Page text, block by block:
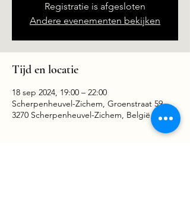
Registratie is afgesloten
Andere evenementen bekijken
Tijd en locatie
18 sep 2024, 19:00 – 22:00
Scherpenheuvel-Zichem, Groenstraat 59,
3270 Scherpenheuvel-Zichem, België